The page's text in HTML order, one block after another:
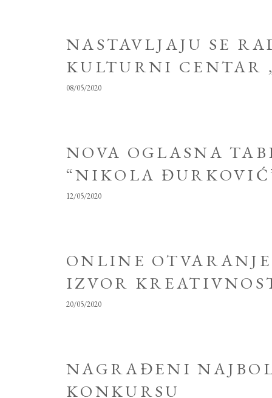
NASTAVLJAJU SE
KULTURNI CENTAR
08/05/2020
NOVA OGLASNA
“NIKOLA
12/05/2020
ONLINE
IZVOR
20/05/2020
NAGRAĐENI
KONKURSU